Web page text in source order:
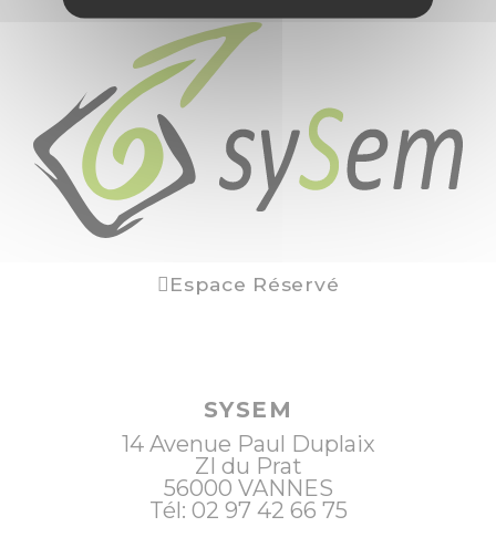
Espace Réservé
SYSEM
14 Avenue Paul Duplaix
ZI du Prat
56000 VANNES
Tél: 02 97 42 66 75